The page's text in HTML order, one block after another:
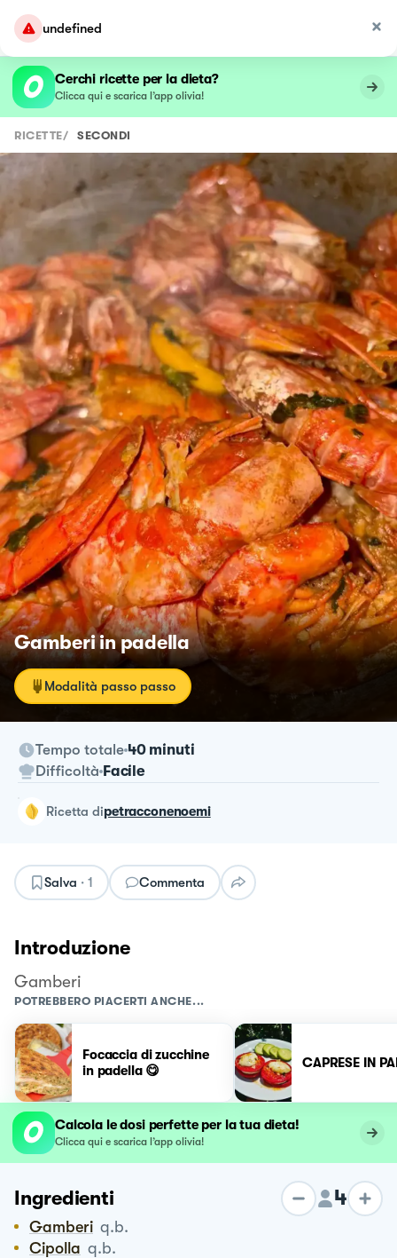
undefined
Cerchi ricette per la dieta?
Clicca qui e scarica l’app olivia!
RICETTE/ SECONDI
Gamberi in padella
Modalità passo passo
Tempo totale 40 minuti
Difficoltà Facile
ricetta dipetracconenoemi
Salva · 1 Commenta
Introduzione
Gamberi
POTREBBERO PIACERTI ANCHE...
Focaccia di zucchine
in padella 😋
CAPRESE IN
Calcola le dosi perfette per la tua dieta!
Clicca qui e scarica l’app olivia!
Ingredienti 4
Gamberi q.b.
Cipolla q.b.